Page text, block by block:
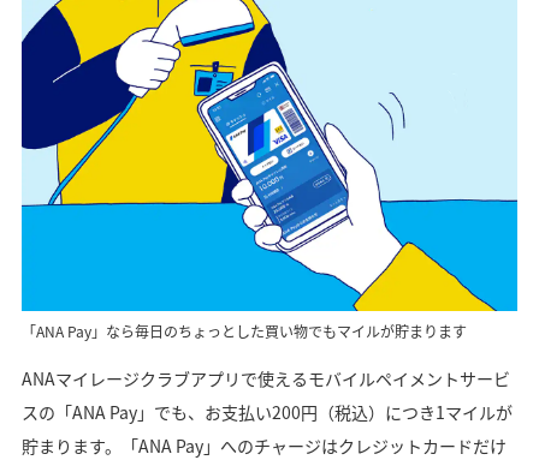
「ANA Pay」なら毎日のちょっとした買い物でもマイルが貯まります
ANAマイレージクラブアプリで使えるモバイルペイメントサービ
スの「ANA Pay」でも、お支払い200円（税込）につき1マイルが
貯まります。「ANA Pay」へのチャージはクレジットカードだけ